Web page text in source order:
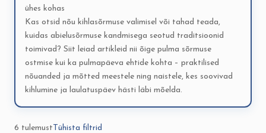
ühes kohas
Kas otsid nõu kihlasõrmuse valimisel või tahad teada,
kuidas abielusõrmuse kandmisega seotud traditsioonid
toimivad? Siit leiad artikleid nii õige pulma sõrmuse
ostmise kui ka pulmapäeva ehtide kohta – praktilised
nõuanded ja mõtted meestele ning naistele, kes soovivad
kihlumine ja laulatuspäev hästi läbi mõelda.
6 tulemust Tühista filtrid